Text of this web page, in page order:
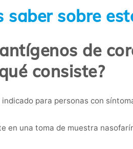
saber sobre
de
consiste?
para personas con
en una toma de muestra